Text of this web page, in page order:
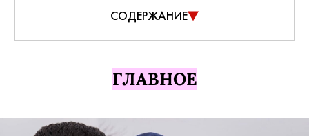
СОДЕРЖАНИЕ
ГЛАВНОЕ